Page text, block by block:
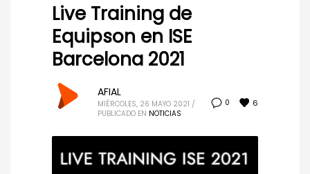
Live Training de
Equipson en ISE
Barcelona 2021
0 6
AFIAL
MIÉRCOLES, 26 MAYO 2021 /
PUBLICADO EN NOTICIAS